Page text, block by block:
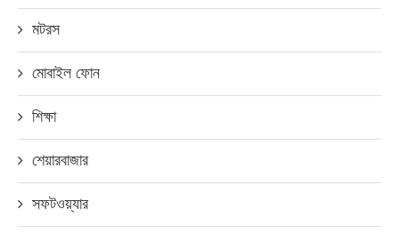
মটরস
মোবাইল ফোন
শিক্ষা
শেয়ারবাজার
সফটওয়্যার